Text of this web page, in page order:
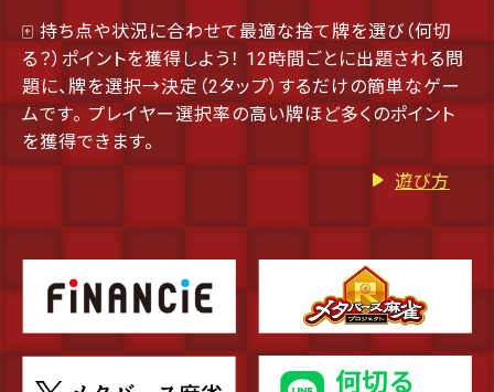
🀄 持ち点や状況に合わせて最適な捨て牌を選び（何切
る？）ポイントを獲得しよう！ 12時間ごとに出題される問
題に、牌を選択→決定（2タップ）するだけの簡単なゲー
ムです。 プレイヤー選択率の高い牌ほど多くのポイント
を獲得できます。
遊び方